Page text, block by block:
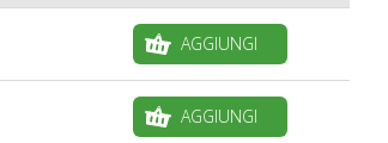
AGGIUNGI
AGGIUNGI